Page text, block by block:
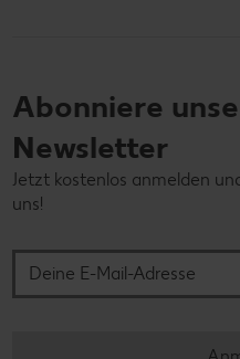
Abonniere
Newsletter
Jetzt kostenlos anmelden
uns!